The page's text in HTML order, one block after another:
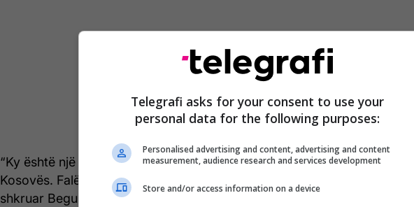
“Ky është një lajm zyrtar dhe i mrekullueshëm për Republikën e
Kosovës. Falë ekipit që qëndron pas kësaj (ju e dini se kush jeni)”, ka
shkruar Begu në platformën “X”. /Telegrafi/
Telegrafi asks for your consent to use your
personal data for the following purposes:
Personalised advertising and content, advertising and content
measurement, audience research and services development
Store and/or access information on a device